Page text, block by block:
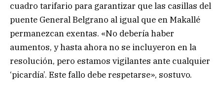
cuadro tarifario para garantizar que las casillas del
puente General Belgrano al igual que en Makallé
permanezcan exentas. «No debería haber
aumentos, y hasta ahora no se incluyeron en la
resolución, pero estamos vigilantes ante cualquier
‘picardía’. Este fallo debe respetarse», sostuvo.